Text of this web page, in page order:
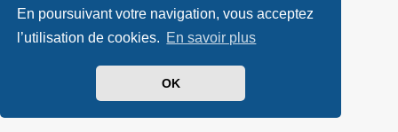
En poursuivant votre navigation, vous acceptez
l’utilisation de cookies. En savoir plus
OK